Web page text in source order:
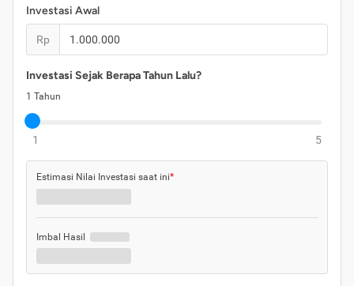
Investasi Awal
Rp
Investasi Sejak Berapa Tahun Lalu?
1 Tahun
1 5
Estimasi Nilai Investasi saat ini*
Imbal Hasil